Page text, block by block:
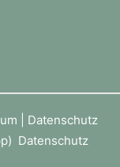
Datenschutz
Datenschutz